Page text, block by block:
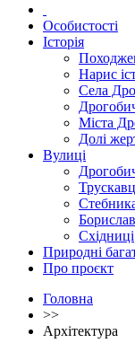
Особистості
Історія
Нарис
Села
Міста
Долі
Вулиці
Східниці
Природні
Про проєкт
Головна
>>
Архітектура